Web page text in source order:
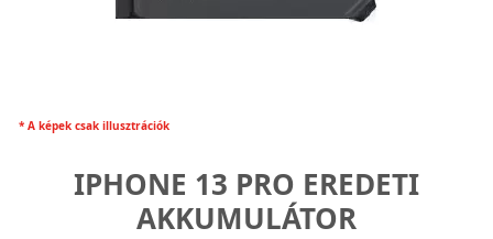
* A képek csak illusztrációk
IPHONE 13 PRO EREDETI
AKKUMULÁTOR